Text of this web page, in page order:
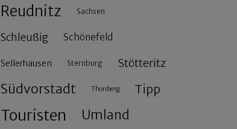
Reudnitz Sachsen
Schleußig Schönefeld
Sellerhausen Sternburg Stötteritz
Südvorstadt Thonberg Tipp
Touristen Umland